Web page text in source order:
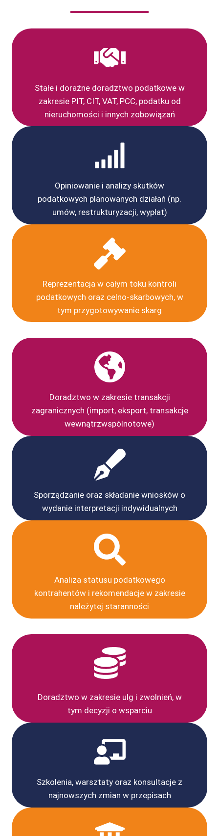
Stałe i doraźne doradztwo podatkowe w
zakresie PIT, CIT, VAT, PCC, podatku od
nieruchomości i innych zobowiązań
Opiniowanie i analizy skutków
podatkowych planowanych działań (np.
umów, restrukturyzacji, wypłat)
Reprezentacja w całym toku kontroli
podatkowych oraz celno-skarbowych, w
tym przygotowywanie skarg
Doradztwo w zakresie transakcji
zagranicznych (import, eksport, transakcje
wewnątrzwspólnotowe)
Sporządzanie oraz składanie wniosków o
wydanie interpretacji indywidualnych
Analiza statusu podatkowego
kontrahentów i rekomendacje w zakresie
należytej staranności
Doradztwo w zakresie ulg i zwolnień, w
tym decyzji o wsparciu
Szkolenia, warsztaty oraz konsultacje z
najnowszych zmian w przepisach